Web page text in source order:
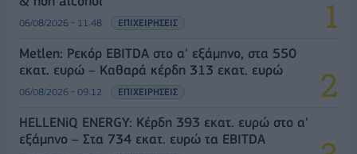
06/08/2026 - 11:48 ΕΠΙΧΕΙΡΗΣΕΙΣ
Metlen: Ρεκόρ EBITDA στο α' εξάμηνο, στα 550
εκατ. ευρώ – Καθαρά κέρδη 313 εκατ. ευρώ
06/08/2026 - 09:12 ΕΠΙΧΕΙΡΗΣΕΙΣ
HELLENiQ ENERGY: Κέρδη 393 εκατ. ευρώ στο α'
εξάμηνο – Στα 734 εκατ. ευρώ τα EBITDA